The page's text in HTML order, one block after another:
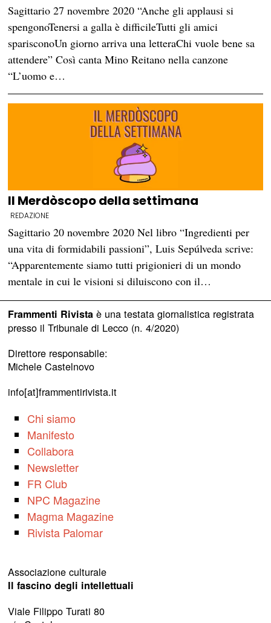
Sagittario 27 novembre 2020 “Anche gli applausi si
spengonoTenersi a galla è difficileTutti gli amici
sparisconoUn giorno arriva una letteraChi vuole bene sa
attendere” Così canta Mino Reitano nella canzone
“L’uomo e…
Il Merdòscopo della settimana
REDAZIONE
Sagittario 20 novembre 2020 Nel libro “Ingredienti per
una vita di formidabili passioni”, Luis Sepúlveda scrive:
“Apparentemente siamo tutti prigionieri di un mondo
mentale in cui le visioni si diluiscono con il…
Frammenti Rivistaè una testata giornalistica registrata
presso il Tribunale di Lecco (n. 4/2020)
Direttore responsabile:
Michele Castelnovo
info[at]frammentirivista.it
Chi siamo
Manifesto
Collabora
Newsletter
FR Club
NPC Magazine
Magma Magazine
Rivista Palomar
Associazione culturale
Il fascino degli intellettuali
Viale Filippo Turati 80